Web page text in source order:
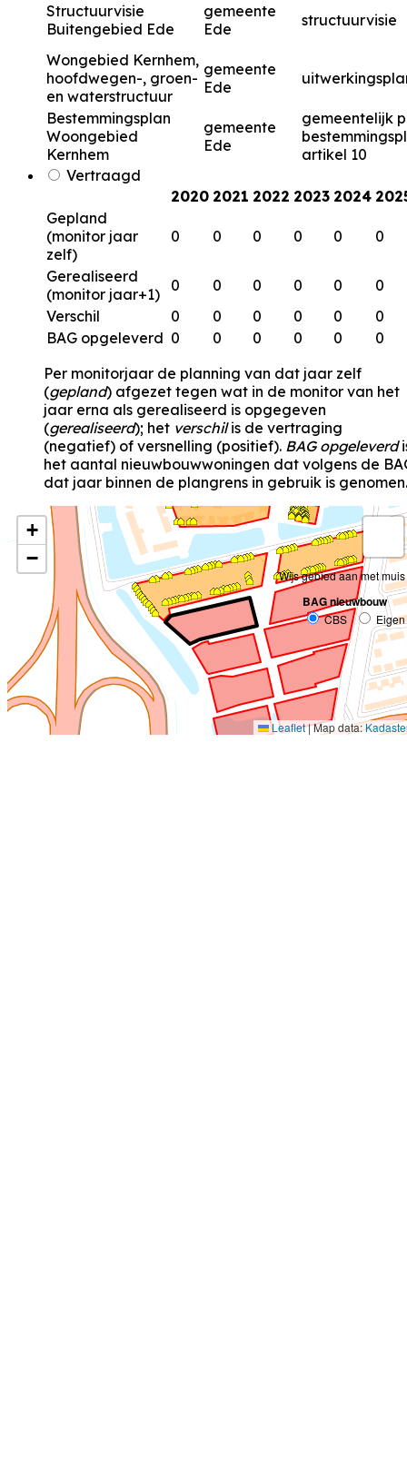
Structuurvisie
Buitengebied Ede
gemeente
Ede
structuurvisie
Wongebied Kernhem,
hoofdwegen-, groen-
en waterstructuur
gemeente
Ede
Bestemmingsplan
Woongebied
Kernhem
gemeente
Ede
gemeentelijk
artikel 10
Vertraagd
2020 2021 2022 2023 2024
Gepland
(monitor jaar
zelf)
0 0 0 0 0 0
Gerealiseerd
(monitor jaar+1)
0 0 0 0 0
0
Verschil
0 0 0 0 0
0
BAG opgeleverd 0 0 0 0 0
0
Per monitorjaar de planning van dat jaar zelf
(gepland) afgezet tegen wat in de monitor van het
jaar erna als gerealiseerd is opgegeven
(gerealiseerd); het verschilis de vertraging
(negatief) of versnelling (positief). BAG opgeleverd
het aantal nieuwbouwwoningen dat volgens de
dat jaar binnen de plangrens in gebruik is genomen.
+
−
Wijs gebied aan met muis
BAG nieuwbouw
CBS Eigen
Leaflet|Map data: